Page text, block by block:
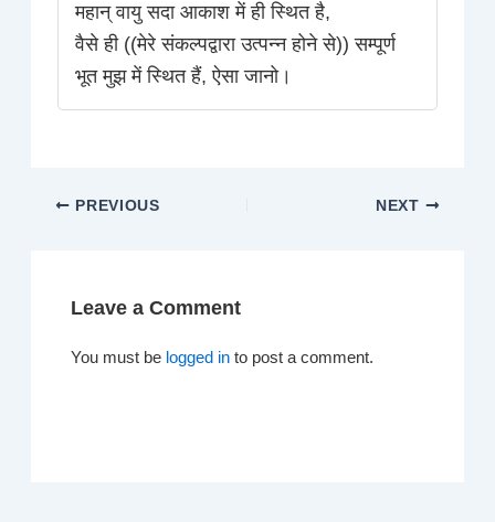
महान् वायु सदा आकाश में ही स्थित है,
वैसे ही ((मेरे संकल्पद्वारा उत्पन्न होने से)) सम्पूर्ण
भूत मुझ में स्थित हैं, ऐसा जानो।
PREVIOUS NEXT
Leave a Comment
You must be logged in to post a comment.